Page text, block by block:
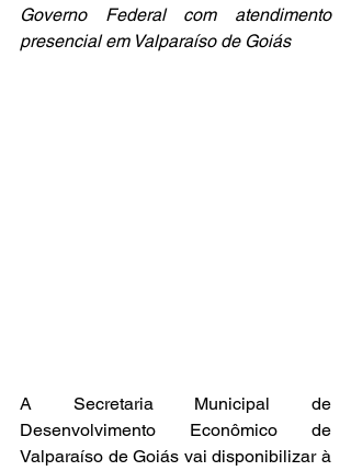
Governo Federal com atendimento
presencial em Valparaíso de Goiás
A Secretaria Municipal de
Desenvolvimento Econômico de
Valparaíso de Goiás vai disponibilizar à